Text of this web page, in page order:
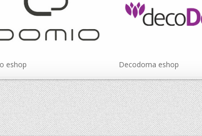
eshop Decodoma eshop